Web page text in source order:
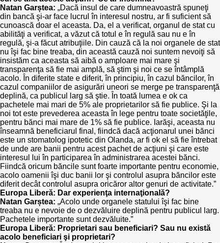
Natan Garștea: „Dacă insul de care dumneavoastră spuneţi
din bancă şi-ar face lucrul în interesul nostru, ar fi suficient să
cunoască doar el aceasta. Da, el a verificat, organul de stat cu
abilităţi a verificat, a văzut că totul e în regulă sau nu e în
regulă, şi-a făcut atribuţiile. Din cauză că la noi organele de stat
nu îşi fac bine treaba, din această cauză noi suntem nevoiţi să
insistăm ca aceasta să aibă o amploare mai mare şi
transparenţa să fie mai amplă, să ştim şi noi ce se întâmplă
acolo. În diferite state e diferit, în principiu, în cazul băncilor, în
cazul companiilor de asigurări uneori se merge pe transparenţă
deplină, ca publicul larg să ştie. În toată lumea e ok ca
pachetele mai mari de 5% ale proprietarilor să fie publice. Şi la
noi tot este prevederea aceasta în lege pentru toate societăţile,
pentru bănci mai mare de 1% să fie publice. Iarăşi, aceasta nu
înseamnă beneficiarul final, fiindcă dacă acţionarul unei bănci
este un stomatolog ipotetic din Olanda, ar fi ok el să fie întrebat
de unde are banii pentru acest pachet de acţiuni şi care este
interesul lui în participarea în administrarea acestei bănci.
Fiindcă oricum băncile sunt foarte importante pentru economie,
acolo oamenii îşi duc banii lor şi controlul asupra băncilor este
diferit decât controlul asupra oricăror altor genuri de activitate.”
Europa Liberă: Dar experienţa internaţională?
Natan Garștea: „Acolo unde organele statului îşi fac bine
treaba nu e nevoie de o dezvăluire deplină pentru publicul larg.
Pachetele importante sunt dezvăluite.”
Europa Liberă: Proprietari sau beneficiari? Sau nu există
acolo beneficiari şi proprietari?